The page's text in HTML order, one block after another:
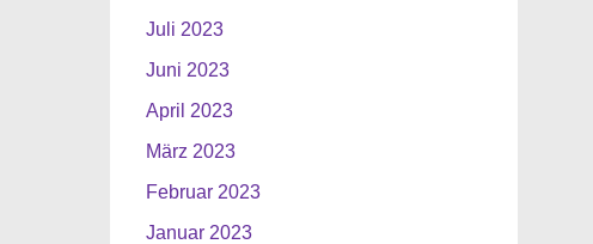
Juli 2023
Juni 2023
April 2023
März 2023
Februar 2023
Januar 2023